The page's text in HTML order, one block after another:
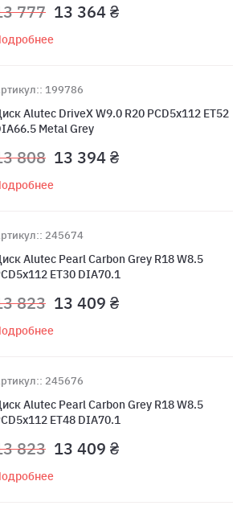
777 13 364 ₴
199786
Alutec DriveX W9.0 R20 PCD5x112 ET52
Metal Grey
808 13 394 ₴
245674
Alutec Pearl Carbon Grey R18 W8.5
ET30 DIA70.1
823 13 409 ₴
245676
Alutec Pearl Carbon Grey R18 W8.5
ET48 DIA70.1
823 13 409 ₴